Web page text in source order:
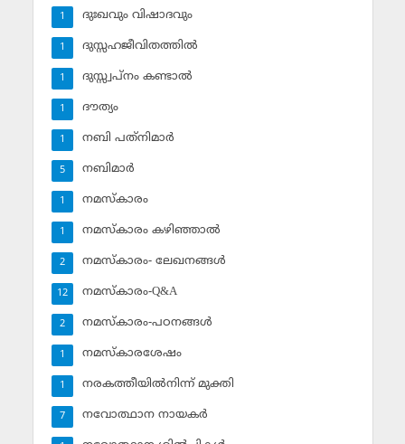
ദുഃഖവും വിഷാദവും
1
ദുസ്സഹജീവിതത്തില്‍
1
ദുസ്സ്വപ്‌നം കണ്ടാല്‍
1
ദൗത്യം
1
നബി പത്‌നിമാര്‍
1
നബിമാര്‍
5
നമസ്‌കാരം
1
നമസ്‌കാരം കഴിഞ്ഞാല്‍
1
നമസ്‌കാരം- ലേഖനങ്ങള്‍
2
നമസ്‌കാരം-Q&A
12
നമസ്‌കാരം-പഠനങ്ങള്‍
2
നമസ്‌കാരശേഷം
1
നരകത്തീയില്‍നിന്ന് മുക്തി
1
നവോത്ഥാന നായകര്‍
7